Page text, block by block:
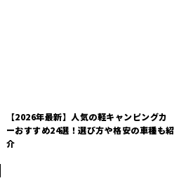
【2026年最新】人気の軽キャンピングカ
ーおすすめ24選！選び方や格安の車種も紹
介